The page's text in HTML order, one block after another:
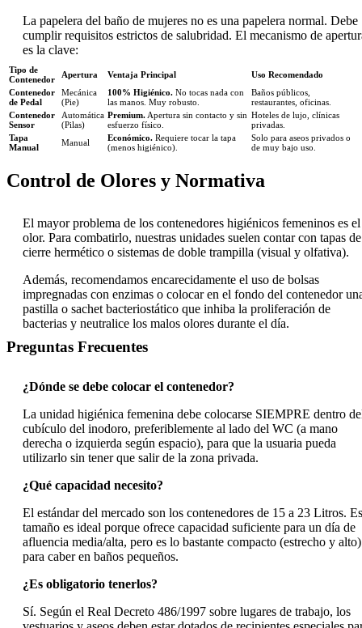
La papelera del baño de mujeres no es una papelera normal. Debe
cumplir requisitos estrictos de salubridad. El mecanismo de
es la clave:
Tipo de
Contenedor
Apertura Ventaja Principal
Uso Recomendado
Contenedor
de Pedal
Mecánica
(Pie)
100% Higiénico. No tocas nada con
las manos. Muy robusto.
Baños públicos,
restaurantes, oficinas.
Contenedor
Sensor
Automática
(Pilas)
Premium. Apertura sin contacto y sin
esfuerzo físico.
Hoteles de lujo, clínicas
privadas.
Tapa
Manual
Manual Económico. Requiere tocar la tapa
(menos higiénico).
Solo para aseos privados o
de muy bajo uso.
Control de Olores y Normativa
El mayor problema de los contenedores higiénicos femeninos es el
olor. Para combatirlo, nuestras unidades suelen contar con tapas de
cierre hermético o sistemas de doble trampilla (visual y olfativa).
Además, recomendamos encarecidamente el uso de bolsas
impregnadas con enzimas o colocar en el fondo del contenedor
pastilla o sachet bacteriostático que inhiba la proliferación de
bacterias y neutralice los malos olores durante el día.
Preguntas Frecuentes
¿Dónde se debe colocar el contenedor?
La unidad higiénica femenina debe colocarse SIEMPRE dentro
cubículo del inodoro, preferiblemente al lado del WC (a mano
derecha o izquierda según espacio), para que la usuaria pueda
utilizarlo sin tener que salir de la zona privada.
¿Qué capacidad necesito?
El estándar del mercado son los contenedores de 15 a 23 Litros.
tamaño es ideal porque ofrece capacidad suficiente para un día de
afluencia media/alta, pero es lo bastante compacto (estrecho y alto)
para caber en baños pequeños.
¿Es obligatorio tenerlos?
Sí. Según el Real Decreto 486/1997 sobre lugares de trabajo, los